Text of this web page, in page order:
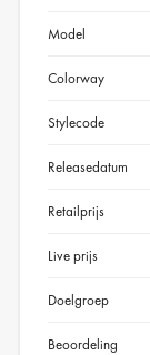
Model
Colorway
Stylecode
Releasedatum
Retailprijs
Live prijs
Doelgroep
Beoordeling